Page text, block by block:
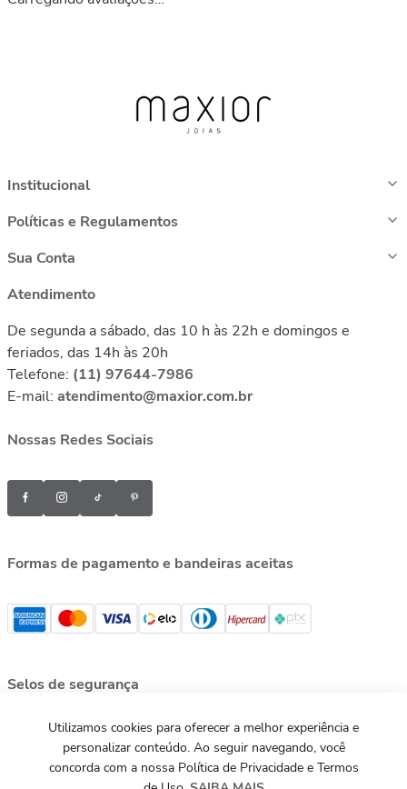
Institucional
Políticas e Regulamentos
Sua Conta
Atendimento
De segunda a sábado, das 10 h às 22h e domingos e
feriados, das 14h às 20h
Telefone: (11) 97644-7986
E-mail: atendimento@maxior.com.br
Nossas Redes Sociais
Formas de pagamento e bandeiras aceitas
Selos de segurança
Utilizamos cookies para oferecer a melhor experiência e
personalizar conteúdo. Ao seguir navegando, você
concorda com a nossa Política de Privacidade e Termos